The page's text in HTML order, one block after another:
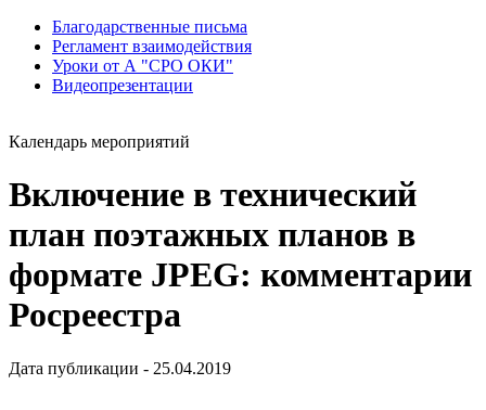
Благодарственные письма
Регламент взаимодействия
Уроки от А "СРО ОКИ"
Видеопрезентации
Календарь мероприятий
Включение в технический
план поэтажных планов в
формате JPEG: комментарии
Росреестра
Дата публикации - 25.04.2019